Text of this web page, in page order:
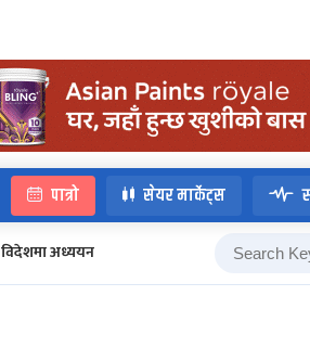
पात्रो सेयर मार्केट्स
विदेशमा अध्ययन